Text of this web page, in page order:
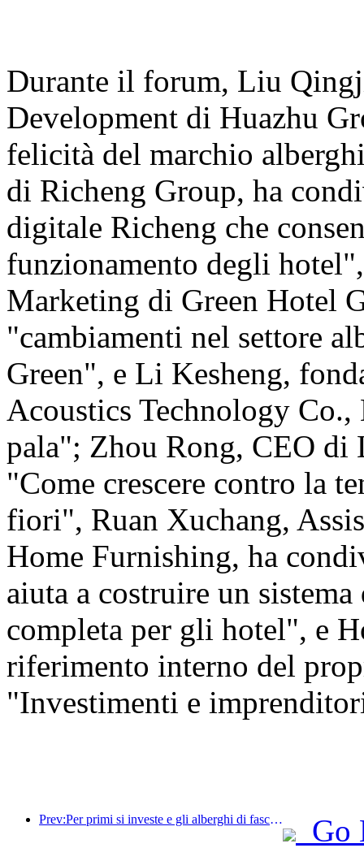
Durante il forum, Liu
Development di Huazhu
felicità del marchio
di Richeng Group, ha
digitale Richeng che
funzionamento degli
Marketing di Green Hotel
"cambiamenti nel settore
Green", e Li Kesheng,
Acoustics Technology
pala"; Zhou Rong, CEO di
"Come crescere contro la
fiori", Ruan Xuchang,
Home Furnishing, ha
aiuta a costruire un
completa per gli hotel", e
riferimento interno del
"Investimenti e
Prev:Per primi si investe e gli alberghi di fascia medio-alta hanno superato la fase di speculazione.
Go